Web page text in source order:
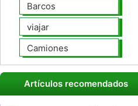
Barcos
viajar
Camiones
Artículos recomendados